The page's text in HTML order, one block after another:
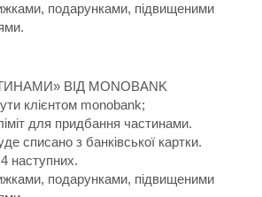
подарунками, підвищеними
ВІД MONOBANK
клієнтом monobank;
для придбання частинами.
списано з банківської картки.
наступних.
подарунками, підвищеними